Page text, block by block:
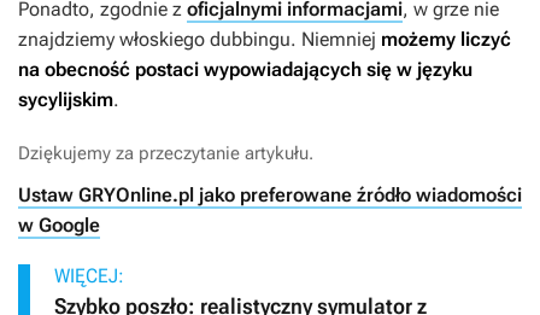
Ponadto, zgodnie z oficjalnymi informacjami, w grze nie
znajdziemy włoskiego dubbingu. Niemniej możemy liczyć
na obecność postaci wypowiadających się w języku
sycylijskim.
Dziękujemy za przeczytanie artykułu.
Ustaw GRYOnline.pl jako preferowane źródło wiadomości
w Google
WIĘCEJ:
Szybko poszło: realistyczny symulator z